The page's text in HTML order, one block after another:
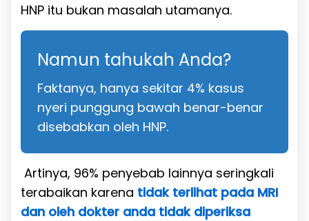
HNP itu bukan masalah utamanya.
Namun tahukah Anda?
Faktanya, hanya sekitar 4% kasus
nyeri punggung bawah benar-benar
disebabkan oleh HNP.
Artinya, 96% penyebab lainnya seringkali
terabaikan karena tidak terlihat pada MRI
dan oleh dokter anda tidak diperiksa